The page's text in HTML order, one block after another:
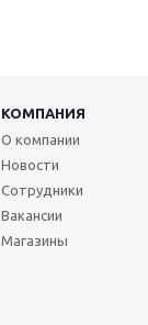
КОМПАНИЯ
О компании
Новости
Сотрудники
Вакансии
Магазины